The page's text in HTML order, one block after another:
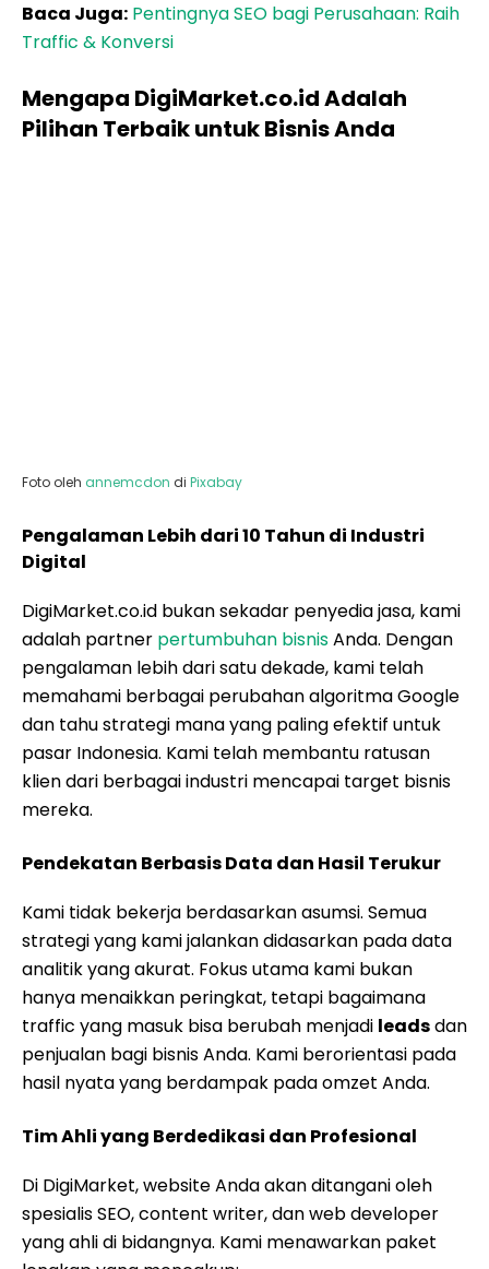
Baca Juga: Pentingnya SEO bagi Perusahaan: Raih
Traffic & Konversi
Mengapa DigiMarket.co.id Adalah
Pilihan Terbaik untuk Bisnis Anda
pasar Indonesia. Kami telah membantu ratusan
mereka.
Kami tidak bekerja berdasarkan asumsi. Semua
strategi yang kami jalankan didasarkan pada data
analitik yang akurat. Fokus utama kami bukan
hanya menaikkan peringkat, tetapi bagaimana
traffic yang masuk bisa berubah menjadileads
penjualan bagi bisnis Anda. Kami berorientasi pada
hasil nyata yang berdampak pada omzet Anda.
Tim Ahli yang Berdedikasi dan Profesional
Di DigiMarket, website Anda akan ditangani oleh
spesialis SEO, content writer, dan web developer
yang ahli di bidangnya. Kami menawarkan paket
lengkap yang mencakup:
Audit SEO Menyeluruhuntuk menemukan
hambatan teknis.
kecepatan maksimal.
Ready.
Optimasi Konten Berkalayang disukai Google
dan manusia.